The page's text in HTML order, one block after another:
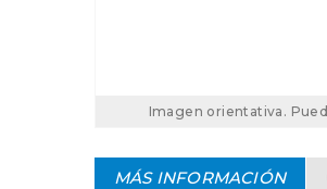
Imagen orientativa.
MÁS INFORMACIÓN